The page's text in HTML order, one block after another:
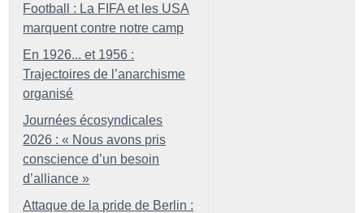
Football : La FIFA et les USA
marquent contre notre camp
En 1926... et 1956 :
Trajectoires de l’anarchisme
organisé
Journées écosyndicales
2026 : « Nous avons pris
conscience d’un besoin
d’alliance »
Attaque de la pride de Berlin :